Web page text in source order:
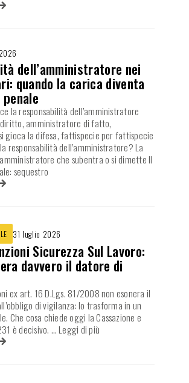
dell’amministratore nei
quando la carica diventa
la responsabilità dell’amministratore
amministratore di fatto,
gioca la difesa, fattispecie per fattispecie
responsabilità dell’amministratore? La
che subentra o si dimette Il
sequestro
31 luglio 2026
Sicurezza Sul Lavoro:
davvero il datore di
ex art. 16 D.Lgs. 81/2008 non esonera il
di vigilanza: lo trasforma in un
Che cosa chiede oggi la Cassazione e
è decisivo. … Leggi di più